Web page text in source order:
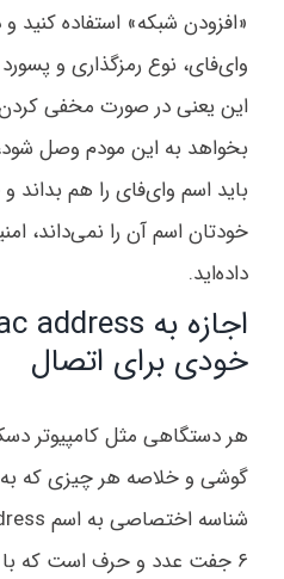
«افزودن شبکه» استفاده کنید
وای‌فای، نوع رمزگذاری و
این یعنی در صورت مخفی
بخواهد به این مودم وصل
باید اسم وای‌فای را هم بداند
خودتان اسم آن را نمی‌داند،
داده‌اید.
خودی برای اتصال
هر دستگاهی مثل کامپیوتر
گوشی و خلاصه هر چیزی که
۶ جفت عدد و حرف است که با